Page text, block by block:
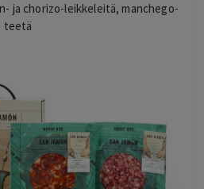
ja chorizo-leikkeleitä, manchego-
teetä